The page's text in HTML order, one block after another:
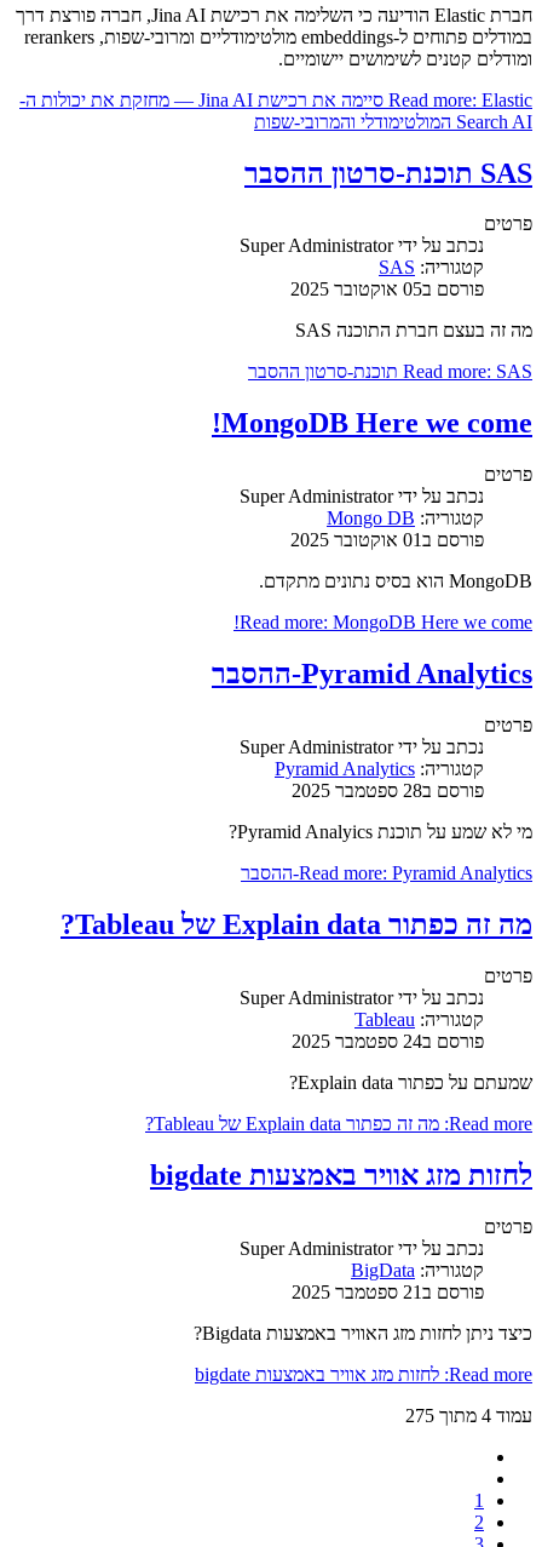
חברת Elastic הודיעה כי השלימה את רכישת Jina AI, חברה פורצת דרך
במודלים פתוחים ל-embeddings מולטימודליים ומרובי-שפות, rerankers
ומודלים קטנים לשימושים יישומיים.
Read more: Elastic סיימה את רכישת Jina AI — מחזקת את יכולות ה-
Search AI המולטימודלי והמרובי-שפות
SAS תוכנת-סרטון ההסבר
פרטים
נכתב על ידיSuper Administrator
קטגוריה: SAS
פורסם ב05 אוקטובר 2025
מה זה בעצם חברת התוכנה SAS
Read more: SAS תוכנת-סרטון ההסבר
MongoDB Here we come!
פרטים
נכתב על ידיSuper Administrator
קטגוריה: Mongo DB
פורסם ב01 אוקטובר 2025
MongoDB הוא בסיס נתונים מתקדם.
Read more: MongoDB Here we come!
Pyramid Analytics-ההסבר
פרטים
נכתב על ידיSuper Administrator
קטגוריה: Pyramid Analytics
פורסם ב28 ספטמבר 2025
מי לא שמע על תוכנת Pyramid Analyics?
Read more: Pyramid Analytics-ההסבר
מה זה כפתור Explain data של Tableau?
פרטים
נכתב על ידיSuper Administrator
קטגוריה: Tableau
פורסם ב24 ספטמבר 2025
שמעתם על כפתור Explain data?
Read more: מה זה כפתור Explain data של Tableau?
לחזות מזג אוויר באמצעות bigdate
פרטים
נכתב על ידיSuper Administrator
קטגוריה: BigData
פורסם ב21 ספטמבר 2025
כיצד ניתן לחזות מזג האוויר באמצעות Bigdata?
Read more: לחזות מזג אוויר באמצעות bigdate
עמוד 4 מתוך 275
1
2